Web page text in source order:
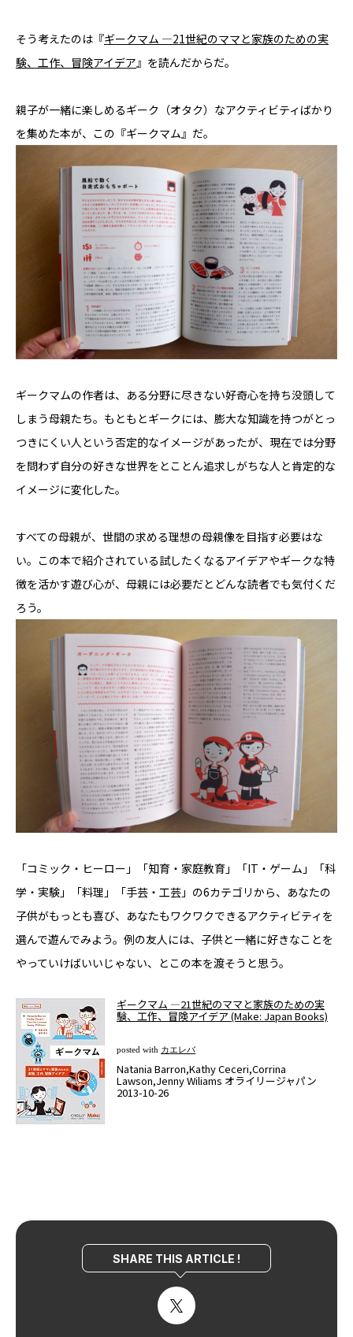
そう考えたのは『ギークマム ―21世紀のママと家族のための実
験、工作、冒険アイデア 』を読んだからだ。
親子が一緒に楽しめるギーク（オタク）なアクティビティばかり
を集めた本が、この『ギークマム』だ。
ギークマムの作者は、ある分野に尽きない好奇心を持ち没頭して
しまう母親たち。もともとギークには、膨大な知識を持つがとっ
つきにくい人という否定的なイメージがあったが、現在では分野
を問わず自分の好きな世界をとことん追求しがちな人と肯定的な
イメージに変化した。
すべての母親が、世間の求める理想の母親像を目指す必要はな
い。この本で紹介されている試したくなるアイデアやギークな特
徴を活かす遊び心が、母親には必要だとどんな読者でも気付くだ
ろう。
「コミック・ヒーロー」「知育・家庭教育」「IT・ゲーム」「科
学・実験」「料理」「手芸・工芸」の6カテゴリから、あなたの
子供がもっとも喜び、あなたもワクワクできるアクティビティを
選んで遊んでみよう。例の友人には、子供と一緒に好きなことを
やっていけばいいじゃない、とこの本を渡そうと思う。
ギークマム ―21世紀のママと家族のための実
験、工作、冒険アイデア (Make: Japan Books)
posted with カエレバ
Natania Barron,Kathy Ceceri,Corrina
Lawson,Jenny Wiliams オライリージャパン
2013-10-26
SHARE THIS ARTICLE !